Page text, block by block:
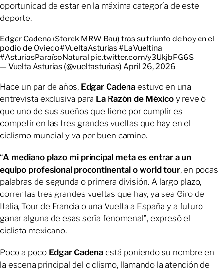
oportunidad de estar en la máxima categoría de este
deporte.
Edgar Cadena (Storck MRW Bau) tras su triunfo de hoy en el
podio de Oviedo#VueltaAsturias#LaVueltina
#AsturiasParaísoNatural pic.twitter.com/y3UkjbFG6S
— Vuelta Asturias (@vueltasturias) April 26, 2026
Hace un par de años, Edgar Cadena estuvo en una
entrevista exclusiva para La Razón de México y reveló
que uno de sus sueños que tiene por cumplir es
competir en las tres grandes vueltas que hay en el
ciclismo mundial y va por buen camino.
“A mediano plazo mi principal meta es entrar a un
equipo profesional procontinental o world tour, en pocas
palabras de segunda o primera división. A largo plazo,
correr las tres grandes vueltas que hay, ya sea Giro de
Italia, Tour de Francia o una Vuelta a España y a futuro
ganar alguna de esas sería fenomenal”, expresó el
ciclista mexicano.
Poco a poco Edgar Cadena está poniendo su nombre en
la escena principal del ciclismo, llamando la atención de